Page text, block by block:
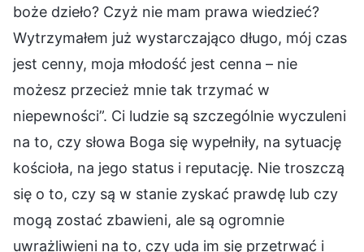
boże dzieło? Czyż nie mam prawa wiedzieć?
Wytrzymałem już wystarczająco długo, mój czas
jest cenny, moja młodość jest cenna – nie
możesz przecież mnie tak trzymać w
niepewności”. Ci ludzie są szczególnie wyczuleni
na to, czy słowa Boga się wypełniły, na sytuację
kościoła, na jego status i reputację. Nie troszczą
się o to, czy są w stanie zyskać prawdę lub czy
mogą zostać zbawieni, ale są ogromnie
uwrażliwieni na to, czy uda im się przetrwać i